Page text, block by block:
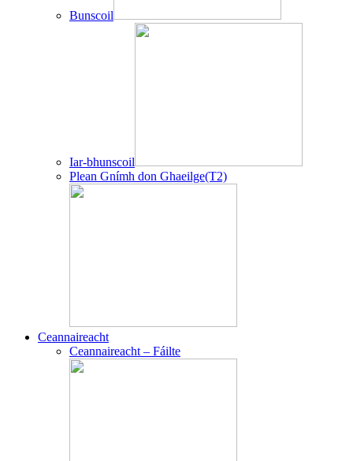
Bunscoil
Iar-bhunscoil
Plean Gnímh don Ghaeilge(T2)
Ceannaireacht
Ceannaireacht – Fáilte